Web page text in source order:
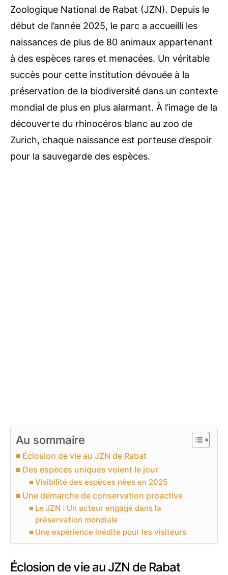
Zoologique National de Rabat (JZN). Depuis le
début de l’année 2025, le parc a accueilli les
naissances de plus de 80 animaux appartenant
à des espèces rares et menacées. Un véritable
succès pour cette institution dévouée à la
préservation de la biodiversité dans un contexte
mondial de plus en plus alarmant. À l’image de la
découverte du rhinocéros blanc au zoo de
Zurich, chaque naissance est porteuse d’espoir
pour la sauvegarde des espèces.
Au sommaire
Éclosion de vie au JZN de Rabat
Des espèces uniques voient le jour
Visibilité des espèces nées en 2025
Une démarche de conservation proactive
Le JZN : Un acteur engagé dans la
préservation mondiale
Une expérience inédite pour les visiteurs
Éclosion de vie au JZN de Rabat